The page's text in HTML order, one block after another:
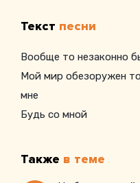
Текст песни
Вообще то незаконно
Мой мир обезоружен
мне
Будь со мной
Также в теме